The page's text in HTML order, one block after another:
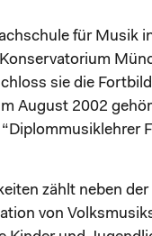
für Musik
sie die
August 2002
zählt neben
von